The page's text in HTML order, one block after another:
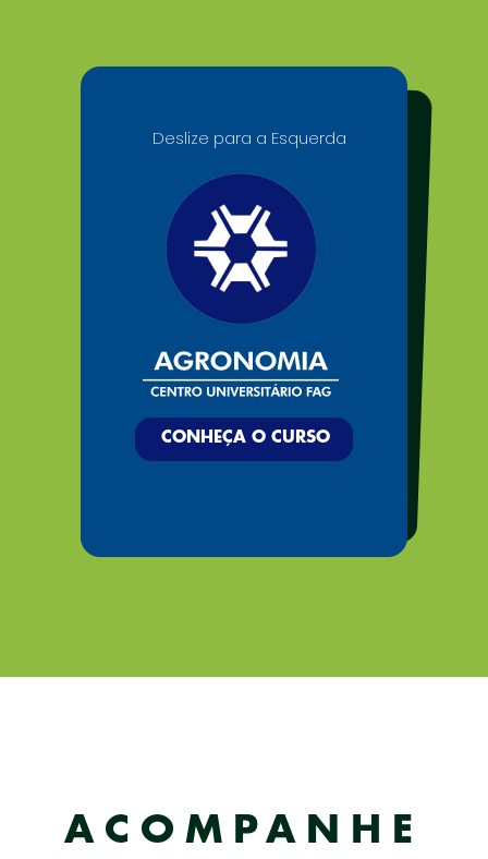
Deslize para a Esquerda
CONHEÇA O CURSO
Deslize para a Direita
CONHEÇA O CURSO
ACOMPANHE